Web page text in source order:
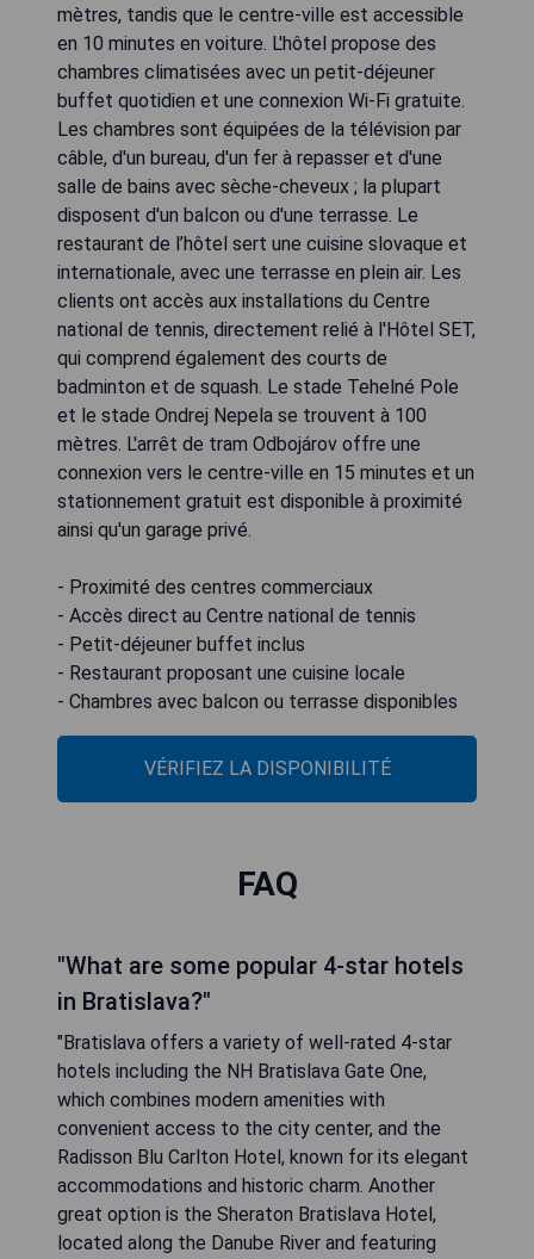
mètres, tandis que le centre-ville est accessible
en 10 minutes en voiture. L'hôtel propose des
chambres climatisées avec un petit-déjeuner
buffet quotidien et une connexion Wi-Fi gratuite.
Les chambres sont équipées de la télévision par
câble, d'un bureau, d'un fer à repasser et d'une
salle de bains avec sèche-cheveux ; la plupart
disposent d'un balcon ou d'une terrasse. Le
restaurant de l’hôtel sert une cuisine slovaque et
internationale, avec une terrasse en plein air. Les
clients ont accès aux installations du Centre
national de tennis, directement relié à l'Hôtel SET,
qui comprend également des courts de
badminton et de squash. Le stade Tehelné Pole
et le stade Ondrej Nepela se trouvent à 100
mètres. L'arrêt de tram Odbojárov offre une
connexion vers le centre-ville en 15 minutes et un
stationnement gratuit est disponible à proximité
ainsi qu'un garage privé.
- Proximité des centres commerciaux
- Accès direct au Centre national de tennis
- Petit-déjeuner buffet inclus
- Restaurant proposant une cuisine locale
- Chambres avec balcon ou terrasse disponibles
VÉRIFIEZ LA DISPONIBILITÉ
FAQ
"What are some popular 4-star hotels
in Bratislava?"
"Bratislava offers a variety of well-rated 4-star
hotels including the NH Bratislava Gate One,
which combines modern amenities with
convenient access to the city center, and the
Radisson Blu Carlton Hotel, known for its elegant
accommodations and historic charm. Another
great option is the Sheraton Bratislava Hotel,
located along the Danube River and featuring